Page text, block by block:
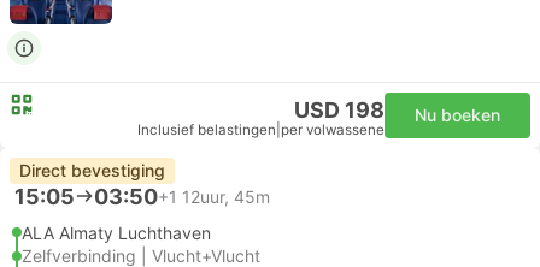
USD 198
Inclusief belastingen per volwassene
Nu boeken
Direct bevestiging
15:05 03:50+1 12uur, 45m
ALA Almaty Luchthaven
Zelfverbinding | Vlucht+Vlucht